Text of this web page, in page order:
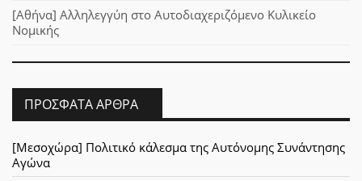
[Αθήνα] Αλληλεγγύη στο Αυτοδιαχεριζόμενο Κυλικείο
Νομικής
ΠΡΌΣΦΑΤΑ ΆΡΘΡΑ
[Μεσοχώρα] Πολιτικό κάλεσμα της Αυτόνομης Συνάντησης
Αγώνα